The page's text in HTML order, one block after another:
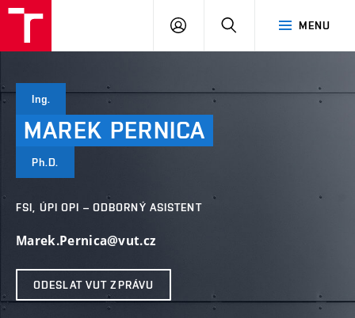
MENU
PŘIHLÁSIT
Ing.
MAREK PERNICA
Ph.D.
FSI, ÚPI OPI – ODBORNÝ ASISTENT
Marek.Pernica@vut.cz
ODESLAT VUT ZPRÁVU